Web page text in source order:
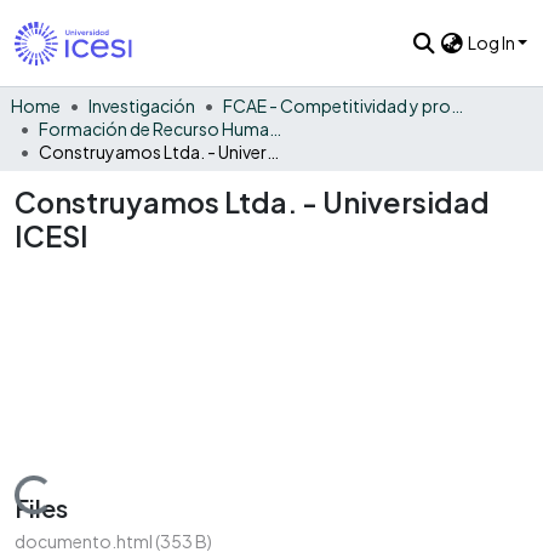
Log In
Home Investigación
Construyamos Ltda. - Universidad
ICESI
Loading...
Files
documento.html (353 B)